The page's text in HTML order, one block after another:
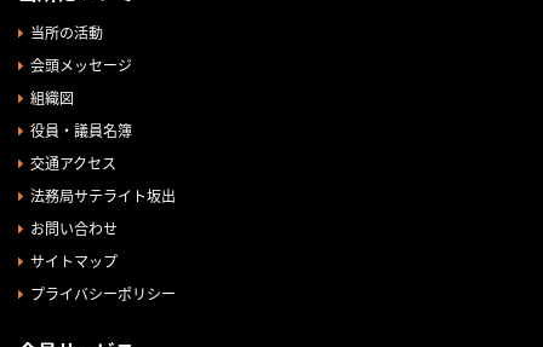
当所の活動
会頭メッセージ
組織図
役員・議員名簿
交通アクセス
法務局サテライト坂出
お問い合わせ
サイトマップ
プライバシーポリシー